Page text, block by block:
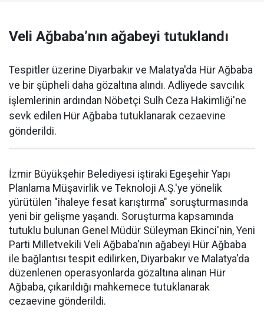
Veli Ağbaba’nın ağabeyi tutuklandı
Tespitler üzerine Diyarbakır ve Malatya'da Hür Ağbaba
ve bir şüpheli daha gözaltına alındı. Adliyede savcılık
işlemlerinin ardından Nöbetçi Sulh Ceza Hakimliği'ne
sevk edilen Hür Ağbaba tutuklanarak cezaevine
gönderildi.
İzmir Büyükşehir Belediyesi iştiraki Egeşehir Yapı
Planlama Müşavirlik ve Teknoloji A.Ş.'ye yönelik
yürütülen "ihaleye fesat karıştırma" soruşturmasında
yeni bir gelişme yaşandı. Soruşturma kapsamında
tutuklu bulunan Genel Müdür Süleyman Ekinci'nin, Yeni
Parti Milletvekili Veli Ağbaba'nın ağabeyi Hür Ağbaba
ile bağlantısı tespit edilirken, Diyarbakır ve Malatya'da
düzenlenen operasyonlarda gözaltına alınan Hür
Ağbaba, çıkarıldığı mahkemece tutuklanarak
cezaevine gönderildi.